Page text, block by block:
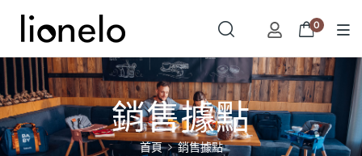
0
銷售據點
首頁 銷售據點